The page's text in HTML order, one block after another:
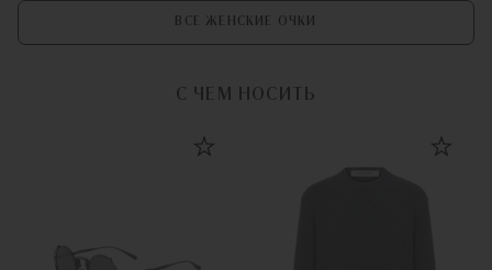
ВСЕ ЖЕНСКИЕ ОЧКИ
С ЧЕМ НОСИТЬ